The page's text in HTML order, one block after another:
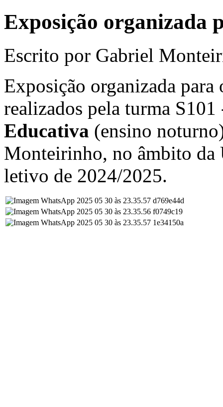
Exposição organizada
Escrito por Gabriel
Exposição organizada
realizados pela turma
Educativa (ensino
Monteirinho, no âmbito da
letivo de 2024/2025.